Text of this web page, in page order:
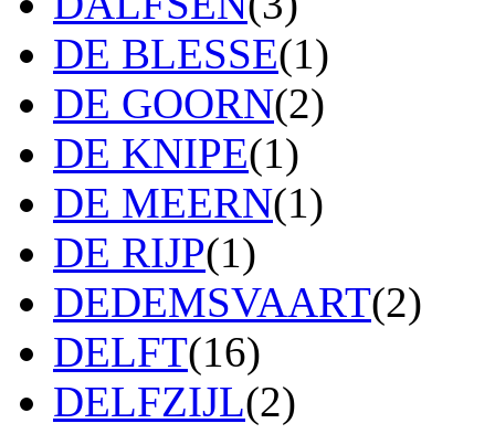
DE BLESSE(1)
DE GOORN(2)
DE KNIPE(1)
DE MEERN(1)
DE RIJP(1)
DEDEMSVAART(2)
DELFT(16)
DELFZIJL(2)